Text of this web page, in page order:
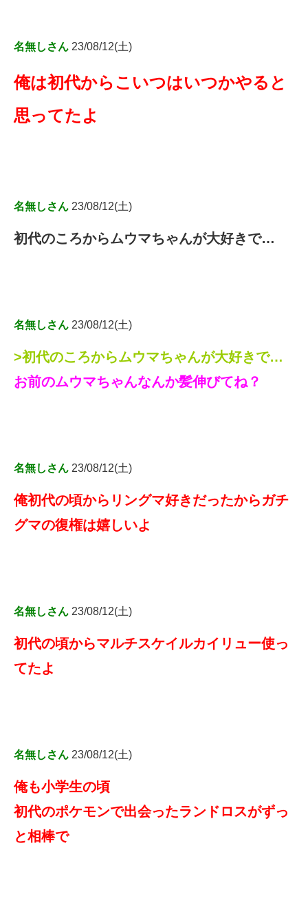
名無しさん 23/08/12(土)
俺は初代からこいつはいつかやると
思ってたよ
名無しさん 23/08/12(土)
初代のころからムウマちゃんが大好きで…
名無しさん 23/08/12(土)
>初代のころからムウマちゃんが大好きで…
お前のムウマちゃんなんか髪伸びてね？
名無しさん 23/08/12(土)
俺初代の頃からリングマ好きだったからガチ
グマの復権は嬉しいよ
名無しさん 23/08/12(土)
初代の頃からマルチスケイルカイリュー使っ
てたよ
名無しさん 23/08/12(土)
俺も小学生の頃
初代のポケモンで出会ったランドロスがずっ
と相棒で